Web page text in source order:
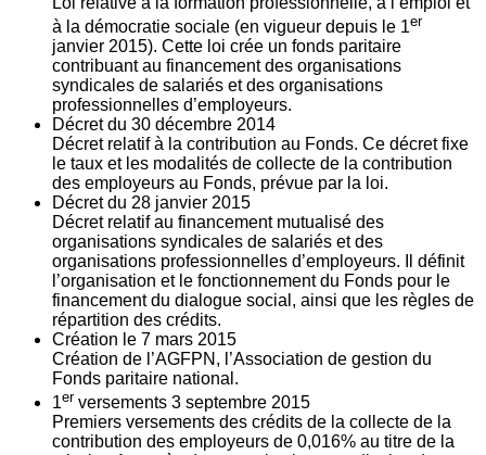
à la démocratie sociale (en vigueur depuis le 1er
janvier 2015). Cette loi crée un fonds paritaire
contribuant au financement des organisations
syndicales de salariés et des organisations
professionnelles d’employeurs.
Décret du 30 décembre 2014
Décret relatif à la contribution au Fonds. Ce décret fixe
le taux et les modalités de collecte de la contribution
des employeurs au Fonds, prévue par la loi.
Décret du 28 janvier 2015
Décret relatif au financement mutualisé des
organisations syndicales de salariés et des
organisations professionnelles d’employeurs. Il définit
l’organisation et le fonctionnement du Fonds pour le
financement du dialogue social, ainsi que les règles de
répartition des crédits.
Création le 7 mars 2015
Création de l’AGFPN, l’Association de gestion du
Fonds paritaire national.
1er versements 3 septembre 2015
Premiers versements des crédits de la collecte de la
contribution des employeurs de 0,016% au titre de la